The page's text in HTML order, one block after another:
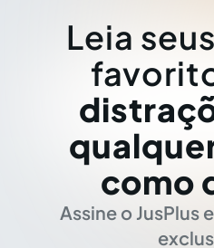
Leia
como
Assine o JusPlus